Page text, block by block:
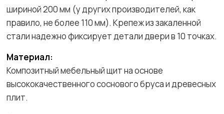
шириной 200 мм (у других производителей, как
правило, не более 110 мм). Крепеж из закаленной
стали надежно фиксирует детали двери в 10 точках.
Материал:
Композитный мебельный щит на основе
высококачественного соснового бруса и древесных
плит.